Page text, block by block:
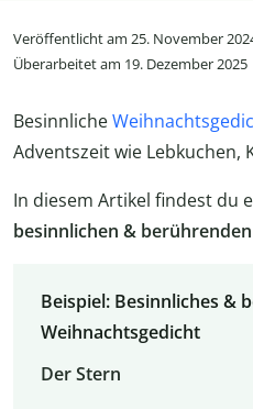
Veröffentlicht am 25. November
Überarbeitet am 19. Dezember 2025
Besinnliche
Adventszeit wie Lebkuchen,
In diesem Artikel findest du
besinnlichen &
Beispiel: Besinnliches &
Weihnachtsgedicht
Der Stern